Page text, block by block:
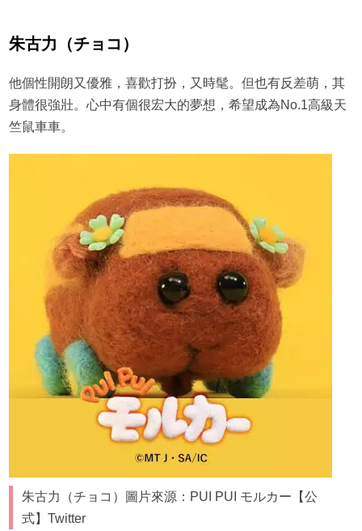
朱古力（チョコ）
他個性開朗又優雅，喜歡打扮，又時髦。但也有反差萌，其
身體很強壯。心中有個很宏大的夢想，希望成為No.1高級天
竺鼠車車。
朱古力（チョコ）圖片來源：PUI PUI モルカー【公
式】Twitter